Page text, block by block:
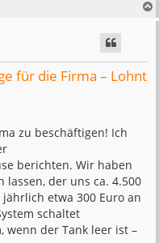
für die Firma – Lohnt
zu beschäftigen! Ich
berichten. Wir haben
lassen, der uns ca. 4.500
etwa 300 Euro an
schaltet
wenn der Tank leer ist –